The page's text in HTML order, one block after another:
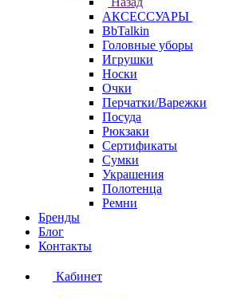
АКСЕССУАРЫ
BbTalkin
Головные уборы
Игрушки
Носки
Очки
Перчатки/Варежки
Посуда
Рюкзаки
Сертификаты
Сумки
Украшения
Полотенца
Ремни
Бренды
Блог
Контакты
Кабинет